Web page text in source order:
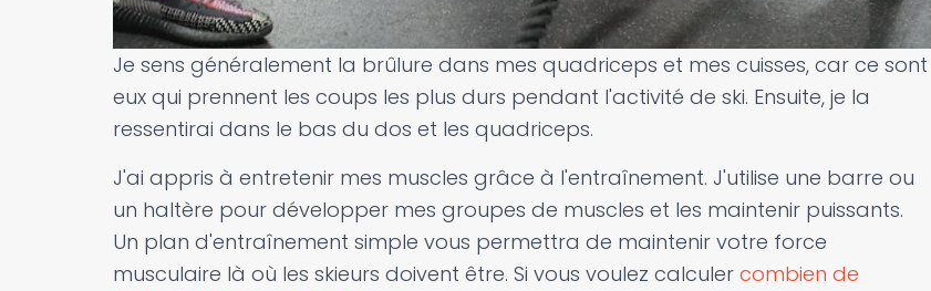
Je sens généralement la brûlure dans mes quadriceps et mes cuisses, car ce sont
eux qui prennent les coups les plus durs pendant l'activité de ski. Ensuite, je la
ressentirai dans le bas du dos et les quadriceps.
J'ai appris à entretenir mes muscles grâce à l'entraînement. J'utilise une barre ou
un haltère pour développer mes groupes de muscles et les maintenir puissants.
Un plan d'entraînement simple vous permettra de maintenir votre force
musculaire là où les skieurs doivent être. Si vous voulez calculer combien de